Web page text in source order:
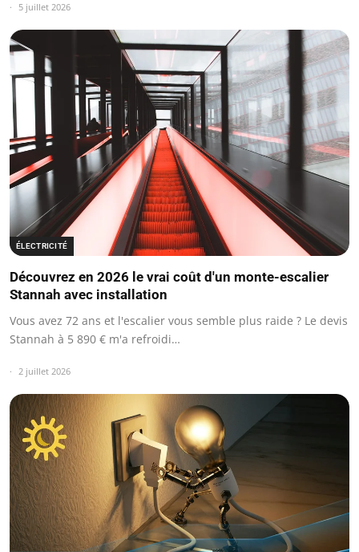
5 juillet 2026
ÉLECTRICITÉ
Découvrez en 2026 le vrai coût d'un monte-escalier
Stannah avec installation
Vous avez 72 ans et l'escalier vous semble plus raide ? Le devis
Stannah à 5 890 € m'a refroidi…
2 juillet 2026